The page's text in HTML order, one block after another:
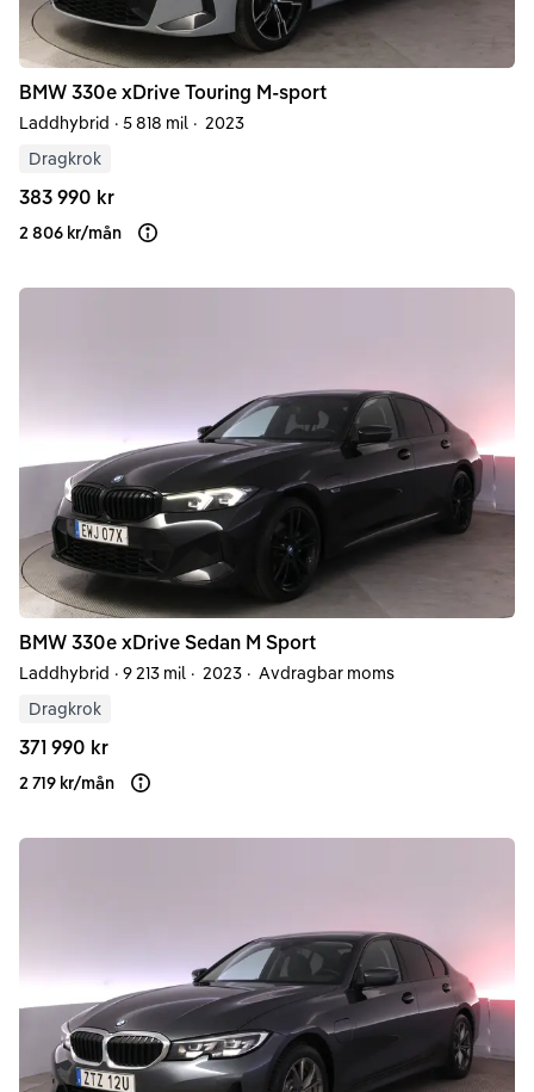
BMW 330e xDrive Touring M-sport
Laddhybrid · 5 818 mil · 2023
Dragkrok
383 990 kr
2 806 kr/mån Läs mer om finansiering
BMW 330e xDrive Sedan M Sport
Laddhybrid · 9 213 mil · 2023 · Avdragbar moms
Dragkrok
371 990 kr
2 719 kr/mån Läs mer om finansiering